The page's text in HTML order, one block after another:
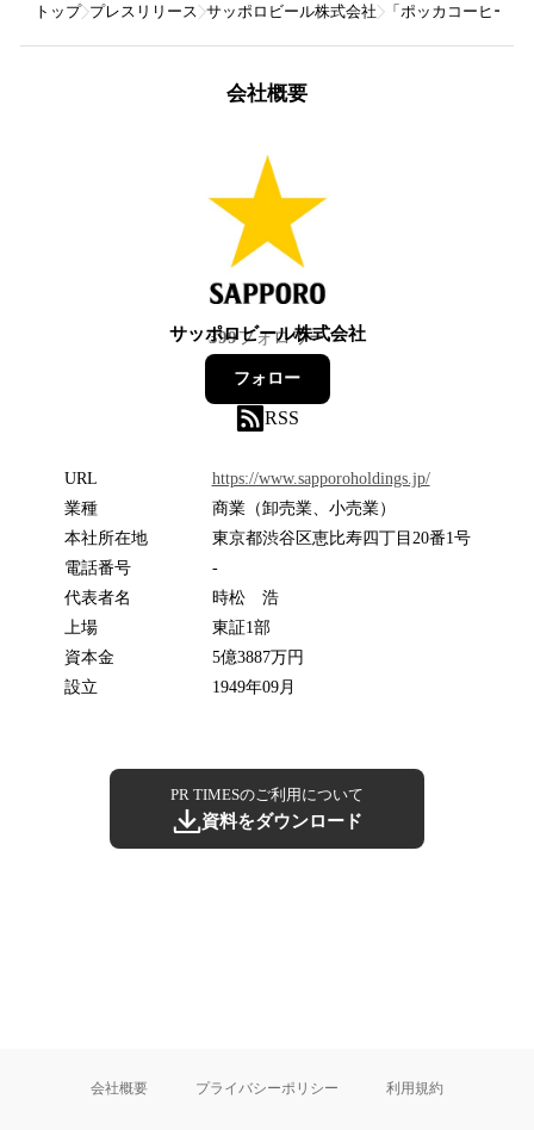
トップ プレスリリース サッポロビール株式会社 「ポッカコーヒー
会社概要
サッポロビール株式会社
399フォロワー
フォロー
RSS
URL
https://www.sapporoholdings.jp/
業種
商業（卸売業、小売業）
本社所在地
東京都渋谷区恵比寿四丁目20番1号
電話番号
-
代表者名
時松 浩
上場
東証1部
資本金
5億3887万円
設立
1949年09月
PR TIMESのご利用について
資料をダウンロード
会社概要 プライバシーポリシー 利用規約